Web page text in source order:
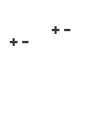
Navigationsmenü